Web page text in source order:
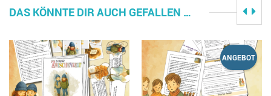
DAS KÖNNTE DIR AUCH GEFALLEN …
ANGEBOT